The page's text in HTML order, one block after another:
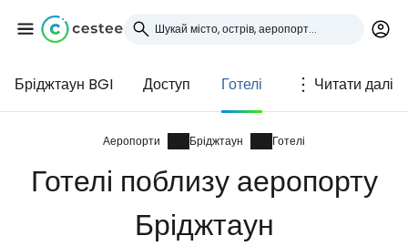
Бріджтаун BGI Доступ Готелі Читати далі
Аеропорти Бріджтаун Готелі
Готелі поблизу аеропорту
Бріджтаун
Увійдіть до Cestee
... світова туристична спільнота
Продовжуйте з Google